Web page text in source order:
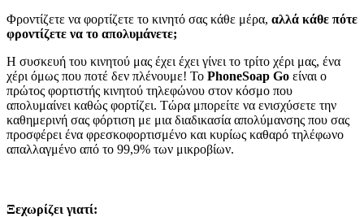
Φροντίζετε να φορτίζετε το κινητό σας κάθε μέρα, αλλά κάθε πότε
φροντίζετε να το απολυμάνετε;
Η συσκευή του κινητού μας έχει έχει γίνει το τρίτο χέρι μας, ένα
χέρι όμως που ποτέ δεν πλένουμε! Το PhoneSoap Go είναι ο
πρώτος φορτιστής κινητού τηλεφώνου στον κόσμο που
απολυμαίνει καθώς φορτίζει. Τώρα μπορείτε να ενισχύσετε την
καθημερινή σας φόρτιση με μια διαδικασία απολύμανσης που σας
προσφέρει ένα φρεσκοφορτισμένο και κυρίως καθαρό τηλέφωνο
απαλλαγμένο από το 99,9% των μικροβίων.
Ξεχωρίζει γιατί: